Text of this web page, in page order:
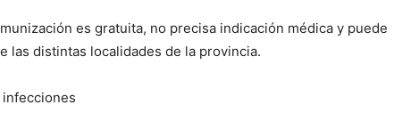
es gratuita, no precisa indicación médica y puede
las distintas localidades de la provincia.